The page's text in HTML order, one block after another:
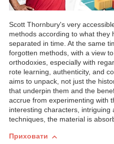
Scott Thornbury's very
methods according to what they
separated in time. At the same
forgotten methods, with a view
orthodoxies, especially with
rote learning, authenticity, and
aims to unpack, not just the
that underpin them and the
accrue from experimenting with
interesting characters,
techniques, the material is
Приховати